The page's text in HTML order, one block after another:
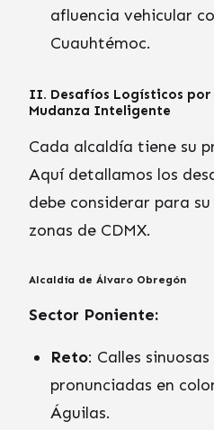
afluencia vehicular
Cuauhtémoc.
II. Desafíos Logísticos por
Mudanza Inteligente
Cada alcaldía tiene su
Aquí detallamos los
debe considerar para
zonas de CDMX.
Alcaldía de Álvaro Obregón
Sector Poniente:
Reto: Calles
pronunciadas en
Águilas.